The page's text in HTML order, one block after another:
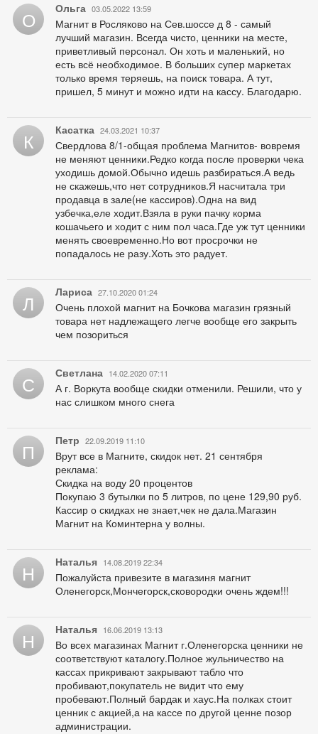
О Ольга 03.05.2022 13:59
Магнит в Росляково на Сев.шоссе д 8 - самый
лучший магазин. Всегда чисто, ценники на месте,
приветливый персонал. Он хоть и маленький, но
есть всё необходимое. В больших супер маркетах
только время теряешь, на поиск товара. А тут,
пришел, 5 минут и можно идти на кассу. Благодарю.
К Касатка 24.03.2021 10:37
Свердлова 8/1-общая проблема Магнитов- вовремя
не меняют ценники.Редко когда после проверки чека
уходишь домой.Обычно идешь разбираться.А ведь
не скажешь,что нет сотрудников.Я насчитала три
продавца в зале(не кассиров).Одна на вид
узбечка,еле ходит.Взяла в руки пачку корма
кошачьего и ходит с ним пол часа.Где уж тут ценники
менять своевременно.Но вот просрочки не
попадалось не разу.Хоть это радует.
Л Лариса 27.10.2020 01:24
Очень плохой магнит на Бочкова магазин грязный
товара нет надлежащего легче вообще его закрыть
чем позориться
С Светлана 14.02.2020 07:11
А г. Воркута вообще скидки отменили. Решили, что у
нас слишком много снега
П Петр 22.09.2019 11:10
Врут все в Магните, скидок нет. 21 сентября
реклама:
Скидка на воду 20 процентов
Покупаю 3 бутылки по 5 литров, по цене 129,90 руб.
Кассир о скидках не знает,чек не дала.Магазин
Магнит на Коминтерна у волны.
Н Наталья 14.08.2019 22:34
Пожалуйста привезите в магазиня магнит
Оленегорск,Мончегорск,сковородки очень ждем!!!
Н Наталья 16.06.2019 13:13
Во всех магазинах Магнит г.Оленегорска ценники не
соответствуют каталогу.Полное жульничество на
кассах прикривают закрывают табло что
пробивают,покупатель не видит что ему
пробевают.Полный бардак и хаус.На полках стоит
ценник с акцией,а на кассе по другой ценне позор
администрации.